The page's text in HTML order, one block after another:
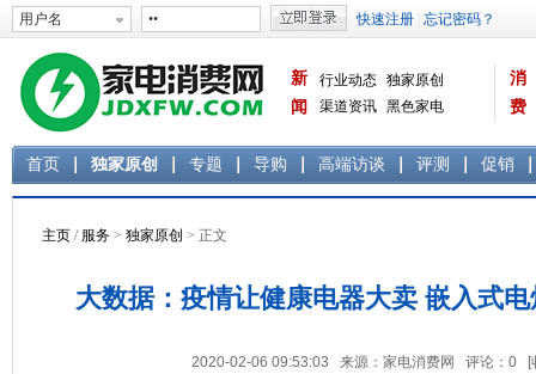
新
闻
行业动态 独家原创
渠道资讯 黑色家电
消
费
首页 独家原创 专题 导购 高端访谈 评测 促销
主页 / 服务 > 独家原创 > 正文
大数据：疫情让健康电器大卖 嵌入式
2020-02-06 09:53:03 来源：家电消费网 评论： 0 [